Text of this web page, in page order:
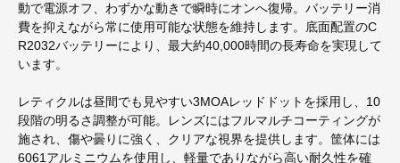
動で電源オフ、わずかな動きで瞬時にオンへ復帰。バッテリー消
費を抑えながら常に使用可能な状態を維持します。底面配置のC
R2032バッテリーにより、最大約40,000時間の長寿命を実現して
います。
レティクルは昼間でも見やすい3MOAレッドドットを採用し、10
段階の明るさ調整が可能。レンズにはフルマルチコーティングが
施され、傷や曇りに強く、クリアな視界を提供します。筐体には
6061アルミニウムを使用し、軽量でありながら高い耐久性を確